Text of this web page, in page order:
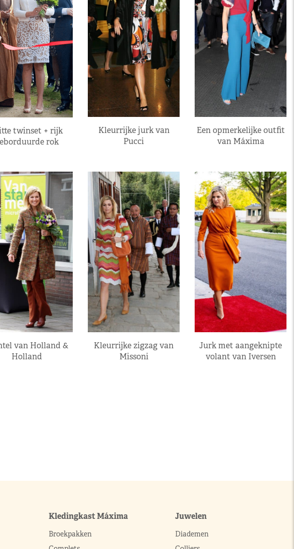
twinset + rijk
rok
Kleurrijke jurk van
Pucci
Een opmerkelijke outfit
van Máxima
van Holland &
Holland
Kleurrijke zigzag van
Missoni
Jurk met aangeknipte
volant van Iversen
Kledingkast Máxima
Broekpakken
Juwelen
Diademen